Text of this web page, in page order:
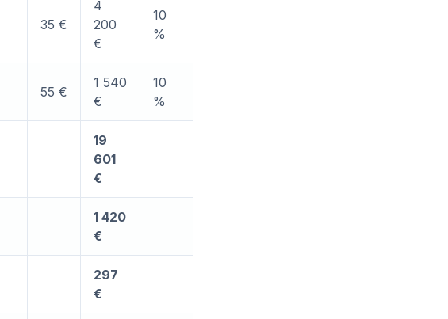
35 €
4
200
€
10
%
55 €
1 540
€
10
%
19
601
€
1 420
€
297
€